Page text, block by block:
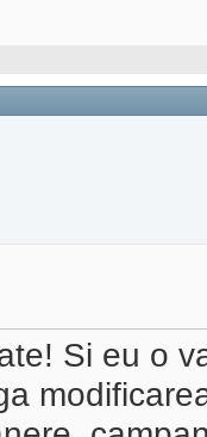
Si eu o